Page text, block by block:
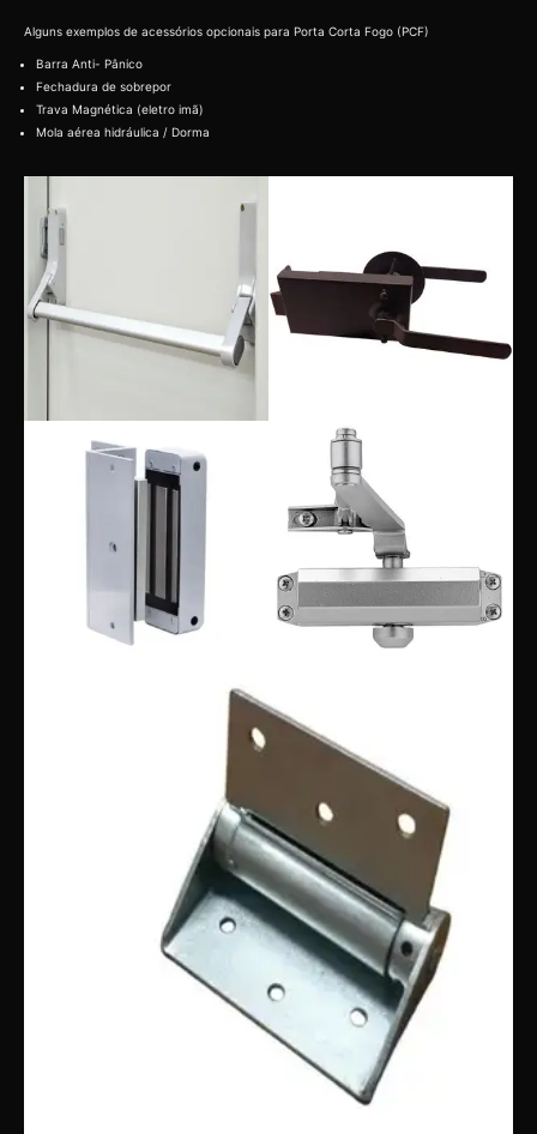
Alguns exemplos de acessórios opcionais para Porta Corta Fogo (PCF)
Barra Anti- Pânico
Fechadura de sobrepor
Trava Magnética (eletro imã)
Mola aérea hidráulica / Dorma